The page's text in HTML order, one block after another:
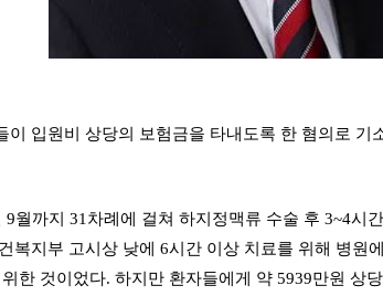
입원비 상당의 보험금을 타내도록 한 혐의로 기
월까지 31차례에 걸쳐 하지정맥류 수술 후 3~4시
복지부 고시상 낮에 6시간 이상 치료를 위해 병
한 것이었다. 하지만 환자들에게 약 5939만원 상